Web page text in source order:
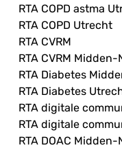
RTA COPD astma
RTA COPD Utrecht
RTA CVRM
RTA CVRM
RTA Diabetes
RTA Diabetes
RTA digitale
RTA digitale
RTA DOAC